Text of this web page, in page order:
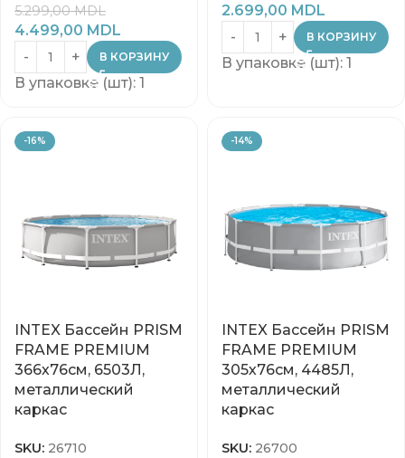
5.299,00MDL
4.499,00 MDL
В КОРЗИНУ
В упаковке (шт): 1
2.699,00 MDL
В КОРЗИНУ
В упаковке (шт): 1
-16%
INTEX Бассейн PRISM
FRAME PREMIUM
366х76см, 6503Л,
металлический
каркас
SKU: 26710
-14%
INTEX Бассейн PRISM
FRAME PREMIUM
305х76см, 4485Л,
металлический
каркас
SKU: 26700